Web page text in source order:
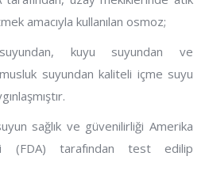
amacıyla kullanılan osmoz;
kuyu suyundan ve
suyundan kaliteli içme suyu
sağlık ve güvenilirliği Amerika
(FDA) tarafından test edilip